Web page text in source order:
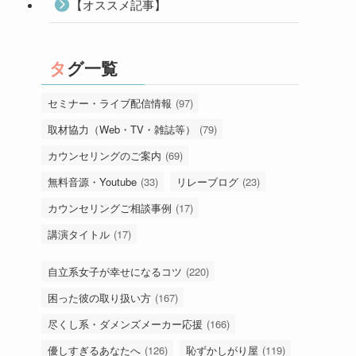
【オススメ記事】
タグ一覧
セミナー・ライブ配信情報 (97)
取材協力（Web・TV・雑誌等）
(79)
カウンセリングのご案内 (69)
無料音源・Youtube (33) リレーブログ (23)
カウンセリングご相談事例 (17)
講演タイトル (17)
自立系女子が幸せになるコツ (220)
困った彼の取り扱い方 (167)
尽くし系・ダメンズメーカー応援 (166)
優しすぎるあなたへ (126) 恥ずかしがり屋 (119)